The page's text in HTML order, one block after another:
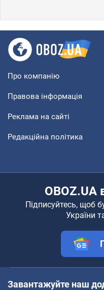
Про компанію
Правова інформація
Реклама на сайті
Редакційна політика
OBOZ.UA
Підписуйтесь, щоб
України
Завантажуйте наш